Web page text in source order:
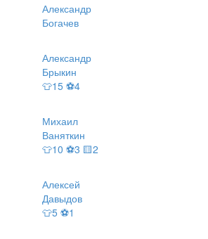
Александр
Богачев
Александр
Брыкин
👕15 ⚽4
Михаил
Ваняткин
👕10 ⚽3 🟨2
Алексей
Давыдов
👕5 ⚽1